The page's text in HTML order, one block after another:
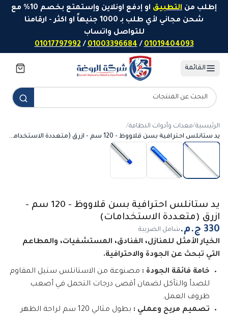
تخطَّ إلى المحتوى
إطلب من التطبيق
او إدفع اونلاين وإستمتع بخصم 10% مع
شحن مجاني لأي طلب بـ 1000 جنيهاً او اكثر - ارقامنا
للتواصل واتساب
01019404093
/
01003396684
/
01017797992
القائمة
الرئيسية/معدات وأدوات النظافة/
يد ستانلس احترافية بسن قلاووظ - 120 سم - ازرق (متعددة الاستخدامات)
يد ستانلس احترافية بسن قلاووظ - 120 سم -
ازرق (متعددة الاستخدامات)
شامل الضريبة
الخيار الأمثل للمنازل، الفنادق، المستشفيات، والمطاعم
التي تبحث عن الجودة والاحترافية.
خامة فائقة الجودة : مصنوعة من الاستانلس ستيل المقاوم
للصدأ والتآكل لضمان أقصى درجات التحمل في أصعب
ظروف العمل.
تصميم مريح وعملي :
بطول مثالي 120 سم لراحة الظهر